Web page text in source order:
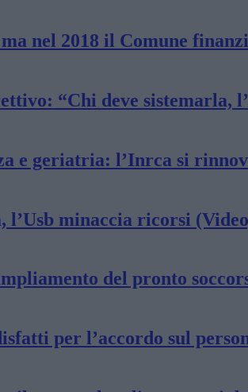
nel 2018 il Comune
“Chi deve sistemarla,
e geriatria: l’Inrca si
l’Usb minaccia ricorsi
del pronto
per l’accordo sul